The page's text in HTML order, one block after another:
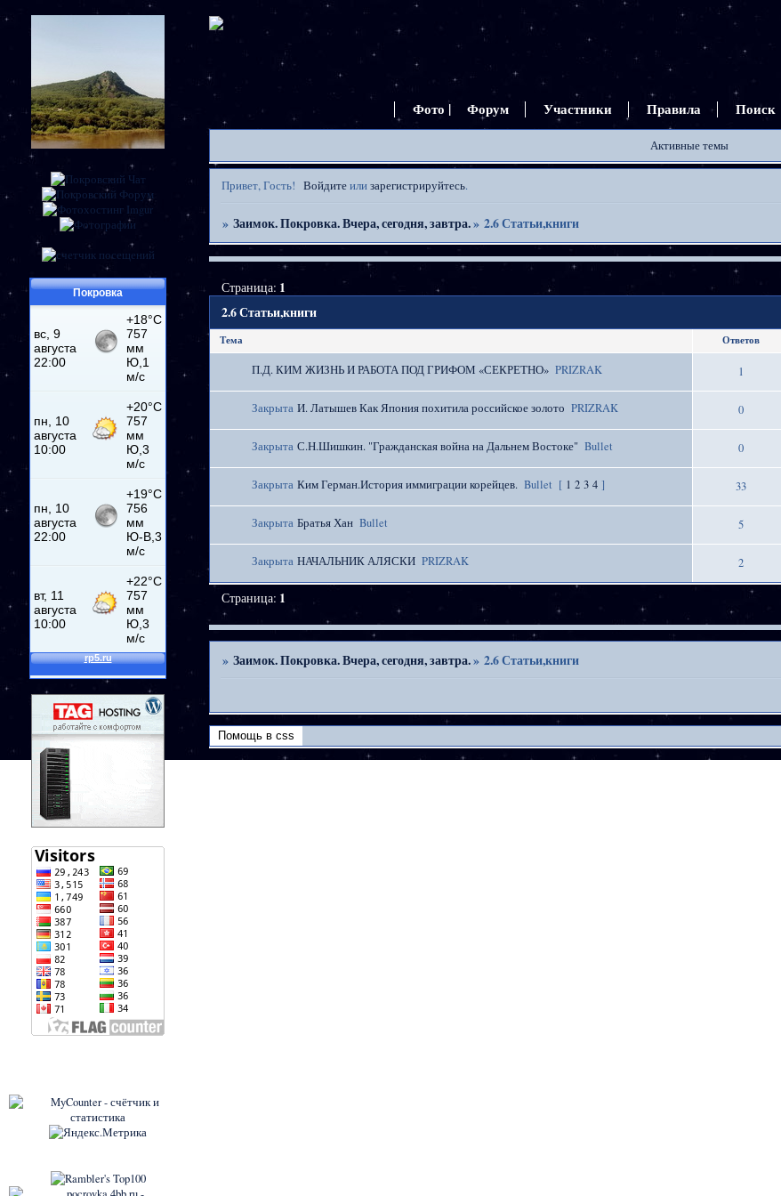
Покровка
Фото | Форум Участники Правила Поиск
Активные темы
Привет, Гость! Войдитеилизарегистрируйтесь.
» Заимок. Покровка. Вчера, сегодня, завтра.» 2.6 Статьи,книги
2.6 Статьи,книги
Страница: 1
Тема Ответов
П.Д. КИМ ЖИЗНЬ И РАБОТА ПОД ГРИФОМ «СЕКРЕТНО» PRIZRAK 1
Закрыта И. Латышев Как Япония похитила российское золото PRIZRAK 0
Закрыта С.Н.Шишкин. "Гражданская война на Дальнем Востоке" Bullet 0
Закрыта Ким Герман.История иммиграции корейцев. Bullet [ 1 2 3 4 ] 33
Закрыта Братья Хан Bullet 5
Закрыта НАЧАЛЬНИК АЛЯСКИ PRIZRAK 2
Страница: 1
» Заимок. Покровка. Вчера, сегодня, завтра.» 2.6 Статьи,книги